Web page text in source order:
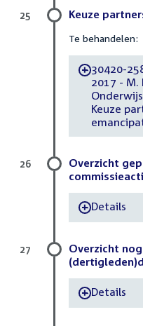
Keuze
Te behandelen:
-30420-
2017 - M.
Keuze
25
Overzicht
-Details
26
Overzicht
-Details
27